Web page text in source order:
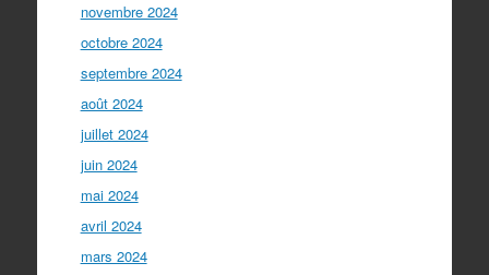
novembre 2024
octobre 2024
septembre 2024
août 2024
juillet 2024
juin 2024
mai 2024
avril 2024
mars 2024